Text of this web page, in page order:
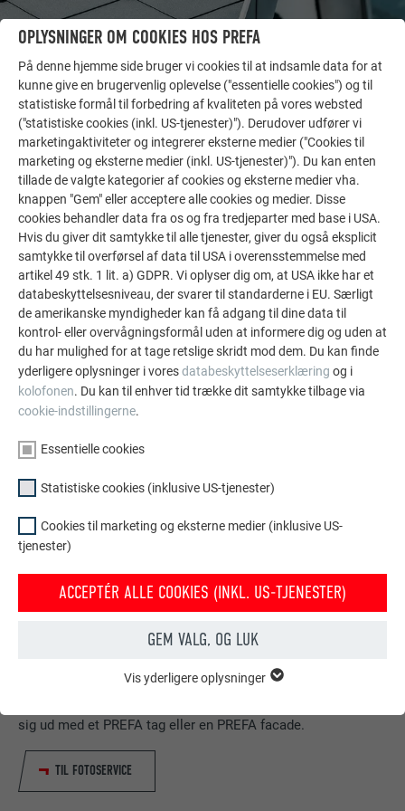
LAD DIG INSPIRERE
FLERE REFERENCER
De PREFA referentiegallerij laat zien hoe veelzijdig
aluminium kan worden toegepast. Ontdek meer
indrukwekkende projecten met de duurzame PREFA
aluminiumoplossingen voor dak, zonne-energie en
gevel.
SE FLERE REFERENCER
sig ud med et PREFA tag eller en PREFA facade.
TIL FOTOSERVICE
OPLYSNINGER OM COOKIES HOS PREFA
På denne hjemme side bruger vi cookies til at indsamle data for at
kunne give en brugervenlig oplevelse ("essentielle cookies") og til
statistiske formål til forbedring af kvaliteten på vores websted
("statistiske cookies (inkl. US-tjenester)"). Derudover udfører vi
marketingaktiviteter og integrerer eksterne medier ("Cookies til
marketing og eksterne medier (inkl. US-tjenester)"). Du kan enten
tillade de valgte kategorier af cookies og eksterne medier vha.
knappen "Gem" eller acceptere alle cookies og medier. Disse
cookies behandler data fra os og fra tredjeparter med base i USA.
Hvis du giver dit samtykke til alle tjenester, giver du også eksplicit
samtykke til overførsel af data til USA i overensstemmelse med
artikel 49 stk. 1 lit. a) GDPR. Vi oplyser dig om, at USA ikke har et
databeskyttelsesniveau, der svarer til standarderne i EU. Særligt
de amerikanske myndigheder kan få adgang til dine data til
kontrol- eller overvågningsformål uden at informere dig og uden at
du har mulighed for at tage retslige skridt mod dem. Du kan finde
yderligere oplysninger i voresdatabeskyttelseserklæring og i
kolofonen. Du kan til enhver tid trække dit samtykke tilbage via
cookie-indstillingerne.
Essentielle cookies
Statistiske cookies (inklusive US-tjenester)
Cookies til marketing og eksterne medier (inklusive US-
tjenester)
ACCEPTÉR ALLE COOKIES (INKL. US-TJENESTER)
GEM VALG, OG LUK
ESSENTIELLE COOKIES
grundlæggende funktioner. Dette sikrer, at webstedet fungerer
Vis yderligere oplysninger